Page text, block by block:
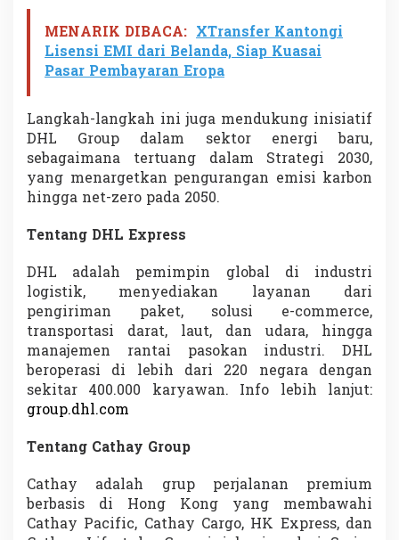
MENARIK DIBACA: XTransfer Kantongi
Lisensi EMI dari Belanda, Siap Kuasai
Pasar Pembayaran Eropa
Langkah-langkah ini juga mendukung inisiatif
DHL Group dalam sektor energi baru,
sebagaimana tertuang dalam Strategi 2030,
yang menargetkan pengurangan emisi karbon
hingga net-zero pada 2050.
Tentang DHL Express
DHL adalah pemimpin global di industri
logistik, menyediakan layanan dari
pengiriman paket, solusi e-commerce,
transportasi darat, laut, dan udara, hingga
manajemen rantai pasokan industri. DHL
beroperasi di lebih dari 220 negara dengan
sekitar 400.000 karyawan. Info lebih lanjut:
group.dhl.com
Tentang Cathay Group
Cathay adalah grup perjalanan premium
berbasis di Hong Kong yang membawahi
Cathay Pacific, Cathay Cargo, HK Express, dan